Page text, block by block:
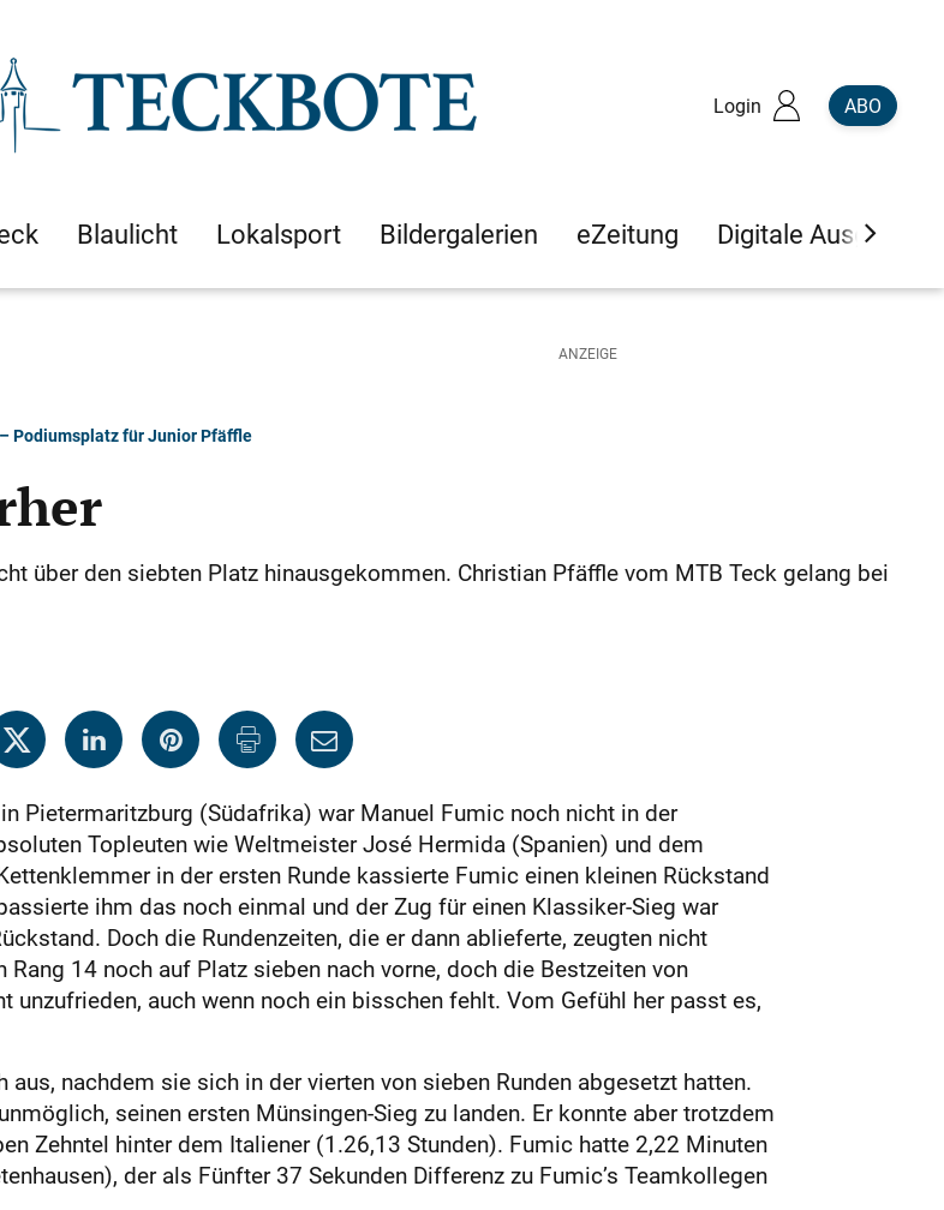
Login ABO
Blaulicht Lokalsport Bildergalerien eZeitung Digitale Ausgaben
Podiumsplatz für Junior Pfäffle
über den siebten Platz hinausgekommen. Christian Pfäffle vom MTB Teck gelang bei
Pietermaritzburg (Südafrika) war Manuel Fumic noch nicht in der
Topleuten wie Weltmeister José Hermida (Spanien) und dem
in der ersten Runde kassierte Fumic einen kleinen Rückstand
ihm das noch einmal und der Zug für einen Klassiker-Sieg war
Doch die Rundenzeiten, die er dann ablieferte, zeugten nicht
14 noch auf Platz sieben nach vorne, doch die Bestzeiten von
unzufrieden, auch wenn noch ein bisschen fehlt. Vom Gefühl her passt es,
nachdem sie sich in der vierten von sieben Runden abgesetzt hatten.
seinen ersten Münsingen-Sieg zu landen. Er konnte aber trotzdem
Zehntel hinter dem Italiener (1.26,13 Stunden). Fumic hatte 2,22 Minuten
der als Fünfter 37 Sekunden Differenz zu Fumic’s Teamkollegen